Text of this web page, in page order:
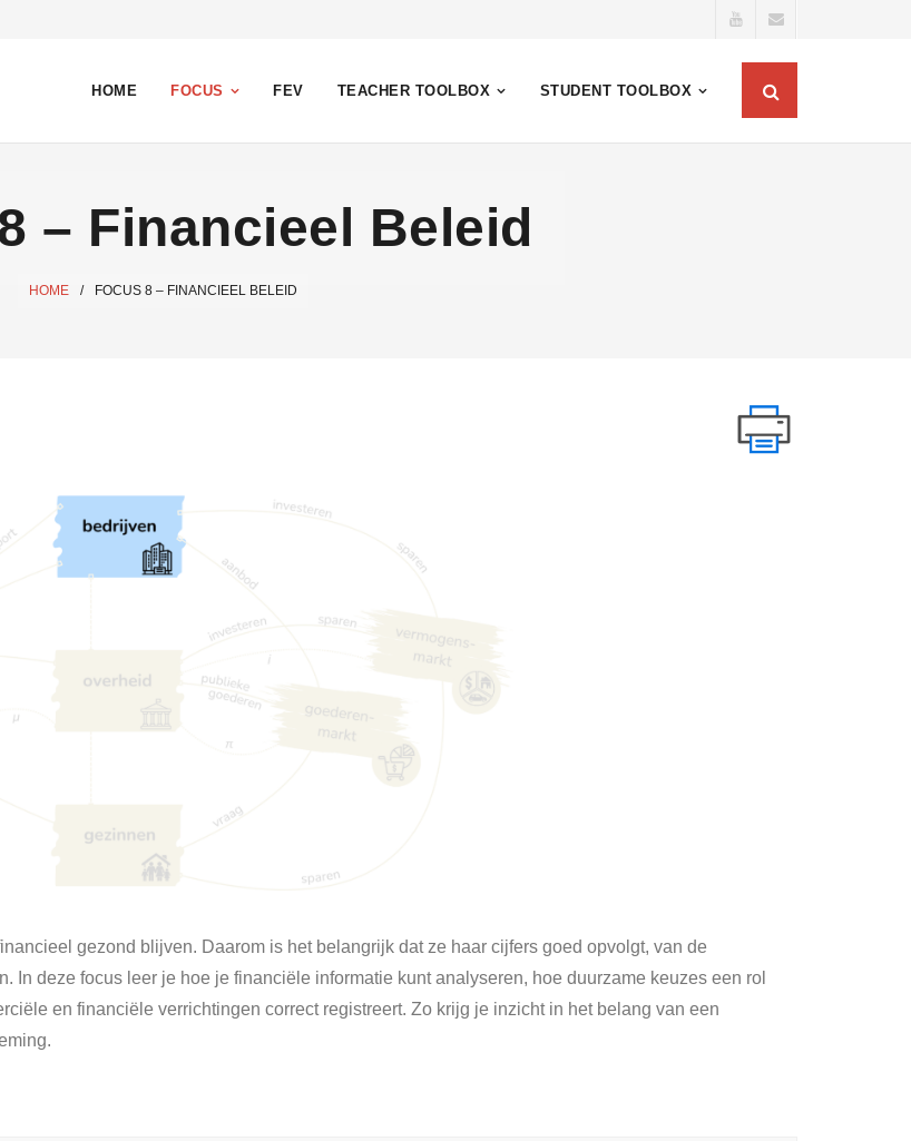
HOME FOCUS FEV TEACHER TOOLBOX STUDENT TOOLBOX
– Financieel Beleid
HOME / FOCUS 8 – FINANCIEEL BELEID
gezond blijven. Daarom is het belangrijk dat ze haar cijfers goed opvolgt, van de
In deze focus leer je hoe je financiële informatie kunt analyseren, hoe duurzame keuzes een rol
en financiële verrichtingen correct registreert. Zo krijg je inzicht in het belang van een